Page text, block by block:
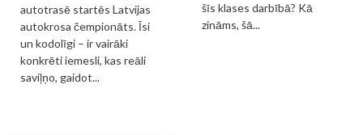
autotrasē startēs Latvijas
autokrosa čempionāts. Īsi
un kodolīgi – ir vairāki
konkrēti iemesli, kas reāli
saviļņo, gaidot...
šīs klases darbībā? Kā
zināms, šā...